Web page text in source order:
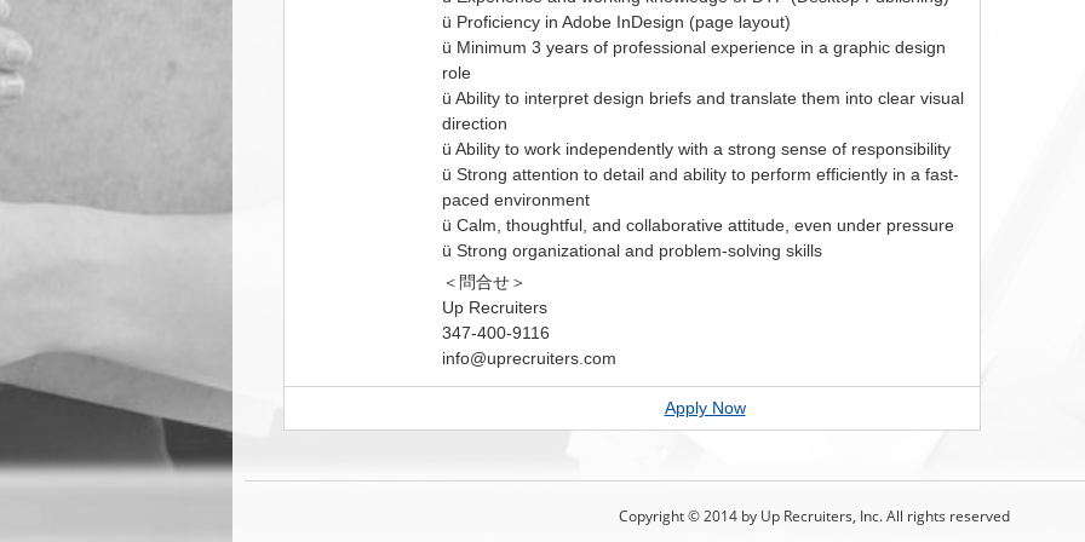
ü Proficiency in Adobe InDesign (page layout)
ü Minimum 3 years of professional experience in a graphic design
role
ü Ability to interpret design briefs and translate them into clear visual
direction
ü Ability to work independently with a strong sense of responsibility
ü Strong attention to detail and ability to perform efficiently in a fast-
paced environment
ü Calm, thoughtful, and collaborative attitude, even under pressure
ü Strong organizational and problem-solving skills
＜問合せ＞
Up Recruiters
347-400-9116
info@uprecruiters.com
Apply Now
Copyright © 2014 by Up Recruiters, Inc. All rights reserved